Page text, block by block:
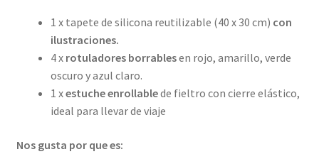
1 x tapete de silicona reutilizable (40 x 30 cm) con
ilustraciones.
4 x rotuladores borrablesen rojo, amarillo, verde
oscuro y azul claro.
1 xestuche enrollablede fieltro con cierre elástico,
ideal para llevar de viaje
Nos gusta por que es: